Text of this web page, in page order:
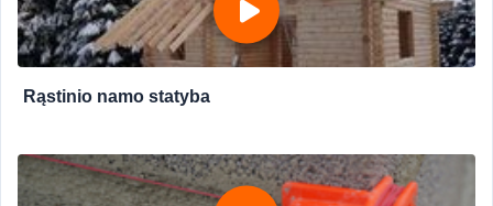
Rąstinio namo statyba